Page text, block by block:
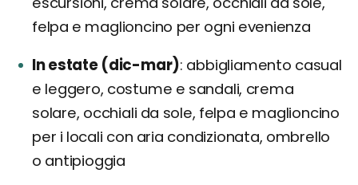
felpa e maglioncino per ogni evenienza
In estate (dic-mar) abbigliamento casual
e leggero, costume e sandali, crema
solare, occhiali da sole, felpa e maglioncino
per i locali con aria condizionata, ombrello
o antipioggia